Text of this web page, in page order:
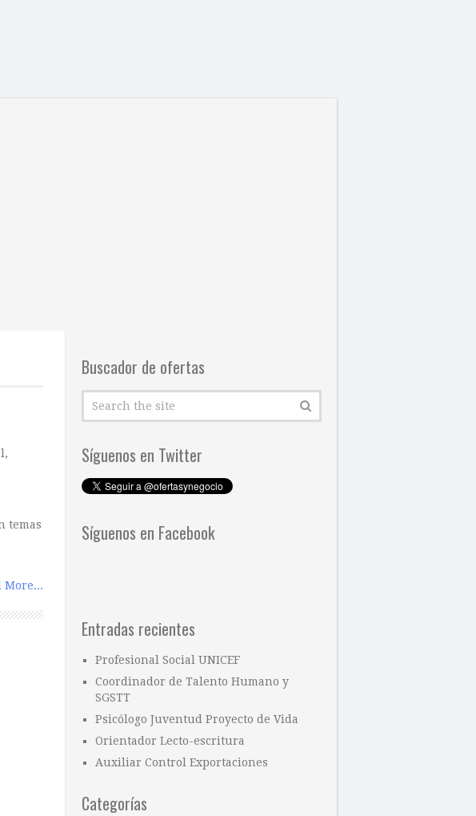
temas
More...
Buscador de ofertas
Síguenos en Twitter
Síguenos en Facebook
Entradas recientes
Profesional Social UNICEF
Coordinador de Talento Humano y
SGSTT
Psicólogo Juventud Proyecto de Vida
Orientador Lecto-escritura
Auxiliar Control Exportaciones
Categorías